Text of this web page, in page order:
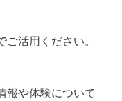
活用ください。
報や体験について